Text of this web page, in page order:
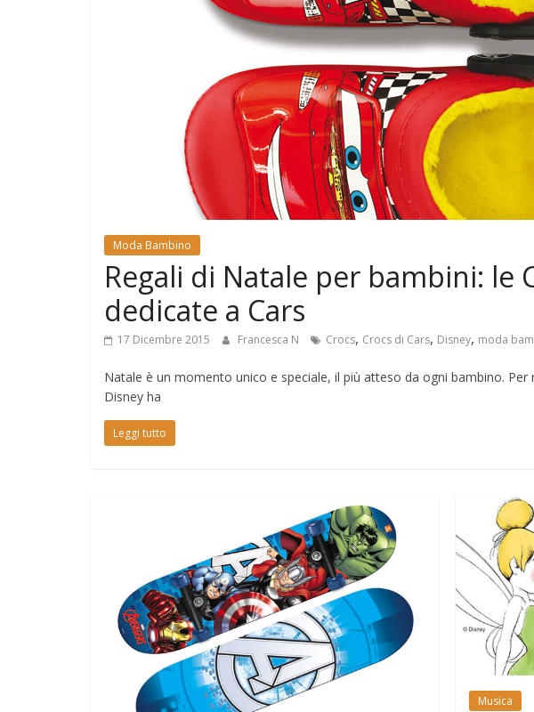
Moda Bambino
Regali di Natale per bambini: le
dedicate a Cars
17 Dicembre 2015 Francesca N Crocs, Crocs di Cars, Disney, moda
Natale è un momento unico e speciale, il più atteso da ogni bambino. Per
Disney ha
Leggi tutto
Musica